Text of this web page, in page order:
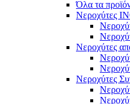
Όλα τα
Νεροχύτες
Νεροχύτες
Νεροχύτες